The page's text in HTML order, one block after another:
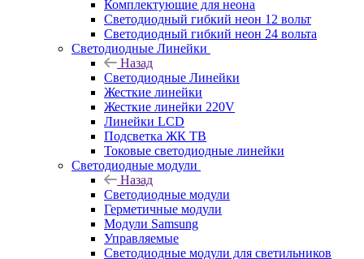
Комплектующие для неона
Светодиодный гибкий неон 12 вольт
Светодиодный гибкий неон 24 вольта
Светодиодные Линейки
Назад
Светодиодные Линейки
Жесткие линейки
Жесткие линейки 220V
Линейки LCD
Подсветка ЖК ТВ
Токовые светодиодные линейки
Светодиодные модули
Назад
Светодиодные модули
Герметичные модули
Модули Samsung
Управляемые
Светодиодные модули для светильников